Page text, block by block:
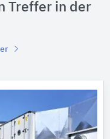
Treffer in der